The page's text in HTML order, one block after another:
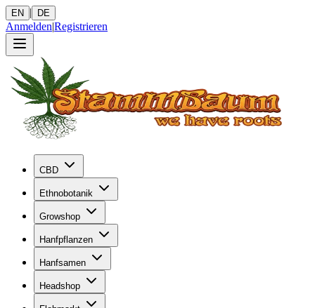
EN | DE
Anmelden|Registrieren
CBD
Ethnobotanik
Growshop
Hanfpflanzen
Hanfsamen
Headshop